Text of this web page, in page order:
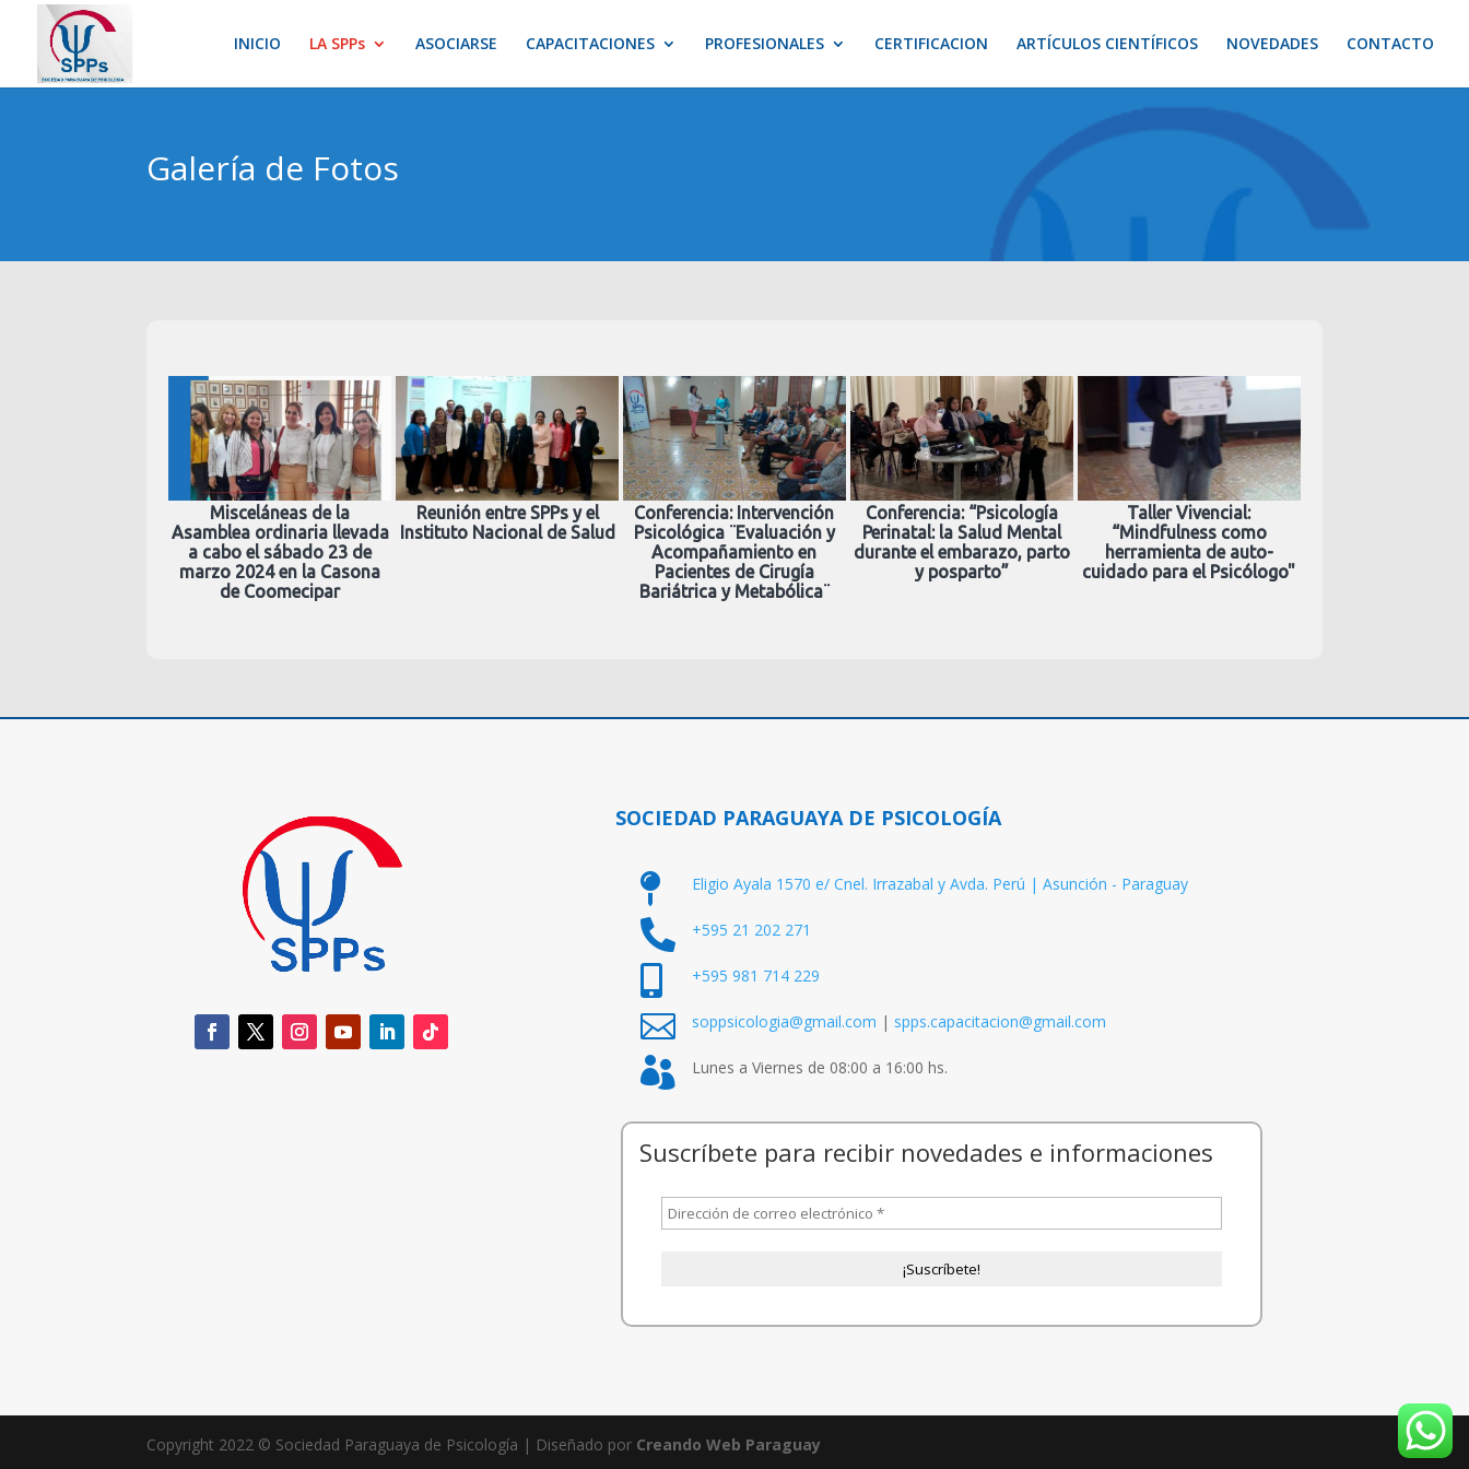
INICIO LA SPPs ASOCIARSE CAPACITACIONES PROFESIONALES CERTIFICACION ARTÍCULOS CIENTÍFICOS NOVEDADES CONTACTO
Galería de Fotos
Misceláneas de la
Asamblea ordinaria llevada
a cabo el sábado 23 de
marzo 2024 en la Casona
de Coomecipar
Reunión entre SPPs y el
Instituto Nacional de Salud
Conferencia: Intervención
Psicológica ¨Evaluación y
Acompañamiento en
Pacientes de Cirugía
Bariátrica y Metabólica¨
Conferencia: “Psicología
Perinatal: la Salud Mental
durante el embarazo, parto
y posparto”
Taller Vivencial:
“Mindfulness como
herramienta de auto-
cuidado para el Psicólogo"
SOCIEDAD PARAGUAYA DE PSICOLOGÍA
 Eligio Ayala 1570 e/ Cnel. Irrazabal y Avda. Perú | Asunción - Paraguay
 +595 21 202 271
 +595 981 714 229
 soppsicologia@gmail.com | spps.capacitacion@gmail.com
 Lunes a Viernes de 08:00 a 16:00 hs.
Suscríbete para recibir novedades e informaciones
Copyright 2022 © Sociedad Paraguaya de Psicología | Diseñado por Creando Web Paraguay